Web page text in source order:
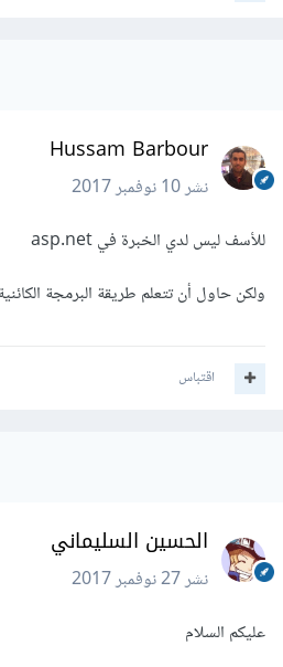
Hussam Barbour
نشر10 نوفمبر 2017
للأسف ليس لدي الخبرة في asp.net
ولكن حاول أن تتعلم طريقة البرمجة الكائنية
اقتباس
الحسين السليماني
نشر27 نوفمبر 2017
عليكم السلام